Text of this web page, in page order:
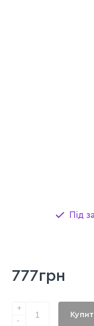
Під
777грн
+
-